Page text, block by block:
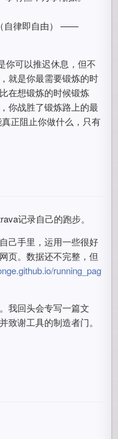
自律即自由） ——
你可以推迟休息，但不
就是你最需要锻炼的时
在想锻炼的时候锻炼
你战胜了锻炼路上的最
正阻止你做什么，只有
记录自己的跑步。
己手里，运用一些很好
页。数据还不完整，但
running_pag
我回头会专写一篇文
致谢工具的制造者门。